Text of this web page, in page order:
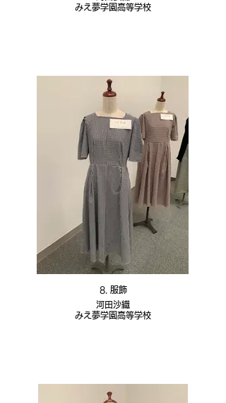
みえ夢学園高等学校
8. 服飾
河田沙織
みえ夢学園高等学校